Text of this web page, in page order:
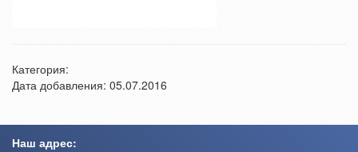
Категория:
Дата добавления: 05.07.2016
Наш адрес: